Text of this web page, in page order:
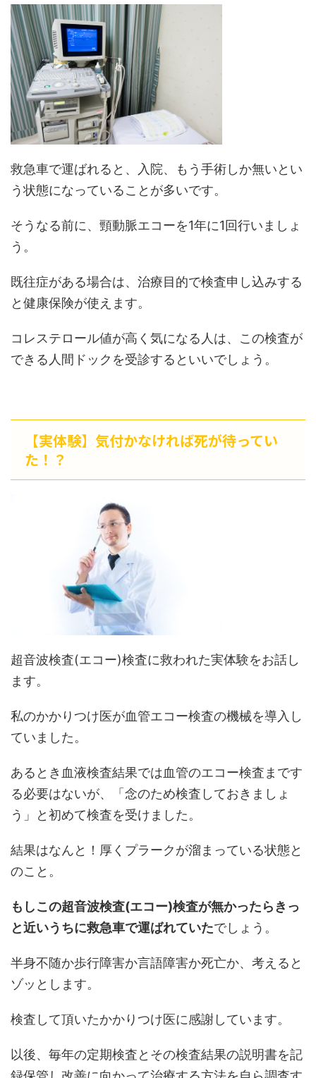
救急車で運ばれると、入院、もう手術しか無いとい
う状態になっていることが多いです。
そうなる前に、頸動脈エコーを1年に1回行いましょ
う。
既往症がある場合は、治療目的で検査申し込みする
と健康保険が使えます。
コレステロール値が高く気になる人は、この検査が
できる人間ドックを受診するといいでしょう。
【実体験】気付かなければ死が待ってい
た！？
超音波検査(エコー)検査に救われた実体験をお話し
ます。
私のかかりつけ医が血管エコー検査の機械を導入し
ていました。
あるとき血液検査結果では血管のエコー検査まです
る必要はないが、「念のため検査しておきましょ
う」と初めて検査を受けました。
結果はなんと！厚くプラークが溜まっている状態と
のこと。
もしこの超音波検査(エコー)検査が無かったらきっ
と近いうちに救急車で運ばれていたでしょう。
半身不随か歩行障害か言語障害か死亡か、考えると
ゾッとします。
検査して頂いたかかりつけ医に感謝しています。
以後、毎年の定期検査とその検査結果の説明書を記